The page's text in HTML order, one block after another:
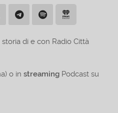
di e con Radio Città
o instreaming Podcast su